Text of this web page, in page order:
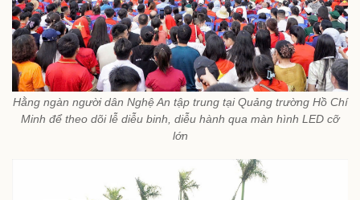
Hằng ngàn người dân Nghệ An tập trung tại Quảng trường Hồ Chí
Minh để theo dõi lễ diễu binh, diễu hành qua màn hình LED cỡ
lớn